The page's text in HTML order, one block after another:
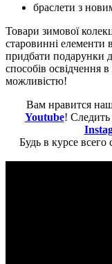
браслети з
Товари зимової
старовинні елементи
придбати подарунки
способів освідчення
можливістю!
Вам нравится
Youtube!
Будь в курсе